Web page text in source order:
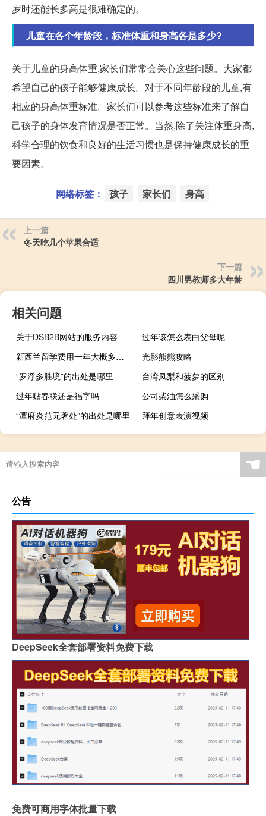
岁时还能长多高是很难确定的。
儿童在各个年龄段，标准体重和身高各是多少?
关于儿童的身高体重,家长们常常会关心这些问题。大家都
希望自己的孩子能够健康成长。对于不同年龄段的儿童,有
相应的身高体重标准。家长们可以参考这些标准来了解自
己孩子的身体发育情况是否正常。当然,除了关注体重身高,
科学合理的饮食和良好的生活习惯也是保持健康成长的重
要因素。
网络标签： 孩子 家长们 身高
上一篇
冬天吃几个苹果合适
下一篇
四川男教师多大年龄
相关问题
关于DSB2B网站的服务内容
过年该怎么表白父母呢
新西兰留学费用一年大概多少人民币
光影熊熊攻略
“罗浮多胜境”的出处是哪里
台湾凤梨和菠萝的区别
过年贴春联还是福字吗
公司柴油怎么采购
“潭府炎范无著处”的出处是哪里
拜年创意表演视频
中国各地的过年红包叫什么
☚
公告
DeepSeek全套部署资料免费下载
免费可商用字体批量下载